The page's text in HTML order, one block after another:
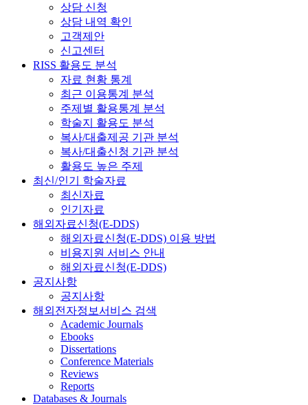
상담 신청
상담 내역 확인
고객제안
신고센터
RISS 활용도 분석
자료 현황 통계
최근 이용통계 분석
주제별 활용통계 분석
학술지 활용도 분석
복사/대출제공 기관 분석
복사/대출신청 기관 분석
활용도 높은 주제
최신/인기 학술자료
최신자료
인기자료
해외자료신청(E-DDS)
해외자료신청(E-DDS) 이용 방법
비용지원 서비스 안내
해외자료신청(E-DDS)
공지사항
공지사항
해외전자정보서비스 검색
Academic Journals
Ebooks
Dissertations
Conference Materials
Reviews
Reports
Databases & Journals